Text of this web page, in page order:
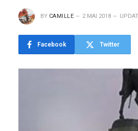
BY CAMILLE 2 MAI 2018
Facebook Twitter